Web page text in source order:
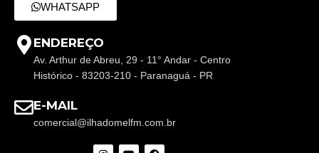
WHATSAPP
ENDEREÇO
Av. Arthur de Abreu, 29 - 11° Andar - Centro
Histórico - 83203-210 - Paranaguá - PR
E-MAIL
comercial@ilhadomelfm.com.br